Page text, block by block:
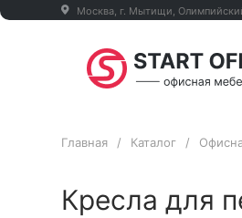
Москва, г. Мытищи,
Главная / Каталог /
Кресла для